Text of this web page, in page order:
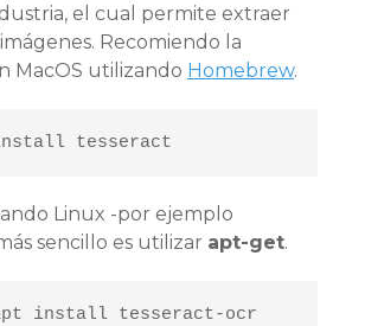
el cual permite extraer
Recomiendo la
MacOS utilizando Homebrew.
tesseract
Linux -por ejemplo
sencillo es utilizar apt-get.
install tesseract-ocr